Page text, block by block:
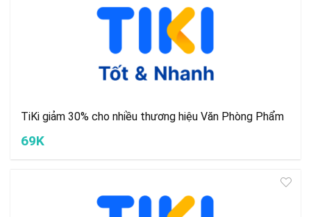
TiKi giảm 30% cho nhiều thương hiệu Văn Phòng Phẩm
69K